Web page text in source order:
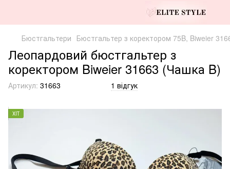
Бюстгальтери Бюстгальтер з коректором 75B, Biweier
Леопардовий бюстгальтер з
коректором Biweier 31663 (Чашка B)
Артикул: 31663 1 відгук
ХІТ